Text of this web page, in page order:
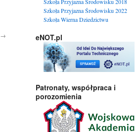
→
Szkoła Przyjazna Środowisku 2022
Szkoła Wierna Dziedzictwu
eNOT.pl
Patronaty, współpraca i
porozomienia